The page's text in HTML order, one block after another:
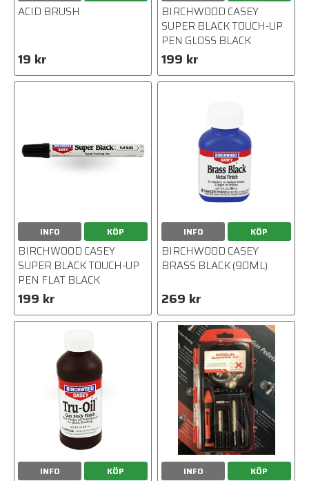
ACID BRUSH
19 kr
BIRCHWOOD CASEY
SUPER BLACK TOUCH-UP
PEN GLOSS BLACK
199 kr
INFO KÖP
BIRCHWOOD CASEY
SUPER BLACK TOUCH-UP
PEN FLAT BLACK
199 kr
INFO KÖP
BIRCHWOOD CASEY
BRASS BLACK (90ML)
269 kr
INFO KÖP INFO KÖP